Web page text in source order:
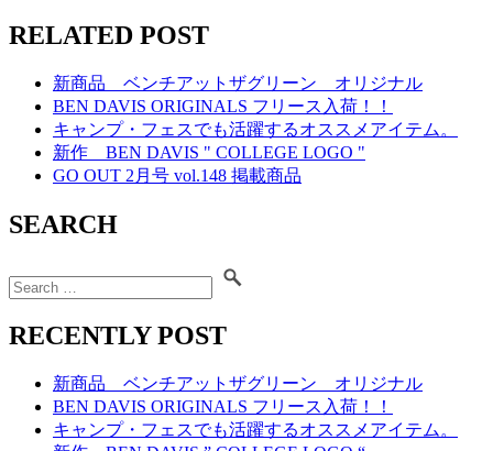
RELATED POST
新商品 ベンチアットザグリーン オリジナル
BEN DAVIS ORIGINALS フリース入荷！！
キャンプ・フェスでも活躍するオススメアイテム。
新作 BEN DAVIS " COLLEGE LOGO "
GO OUT 2月号 vol.148 掲載商品
SEARCH
RECENTLY POST
新商品 ベンチアットザグリーン オリジナル
BEN DAVIS ORIGINALS フリース入荷！！
キャンプ・フェスでも活躍するオススメアイテム。